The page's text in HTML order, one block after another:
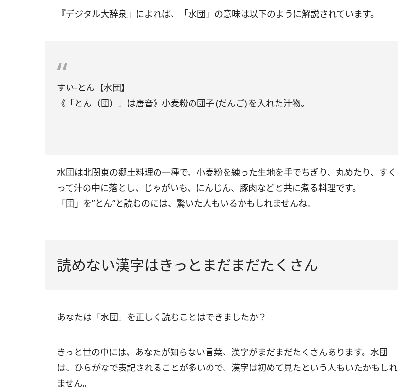
『デジタル大辞泉』によれば、「水団」の意味は以下のように解説されています。
すい‐とん【水団】
《「とん（団）」は唐音》小麦粉の団子 (だんご) を入れた汁物。
水団は北関東の郷土料理の一種で、小麦粉を練った生地を手でちぎり、丸めたり、すく
って汁の中に落とし、じゃがいも、にんじん、豚肉などと共に煮る料理です。
「団」を”とん”と読むのには、驚いた人もいるかもしれませんね。
読めない漢字はきっとまだまだたくさん
あなたは「水団」を正しく読むことはできましたか？
きっと世の中には、あなたが知らない言葉、漢字がまだまだたくさんあります。水団
は、ひらがなで表記されることが多いので、漢字は初めて見たという人もいたかもしれ
ません。